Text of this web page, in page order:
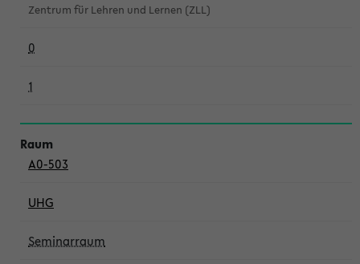
Zentrum für Lehren und Lernen (ZLL)
0
1
A0-503
UHG
Seminarraum